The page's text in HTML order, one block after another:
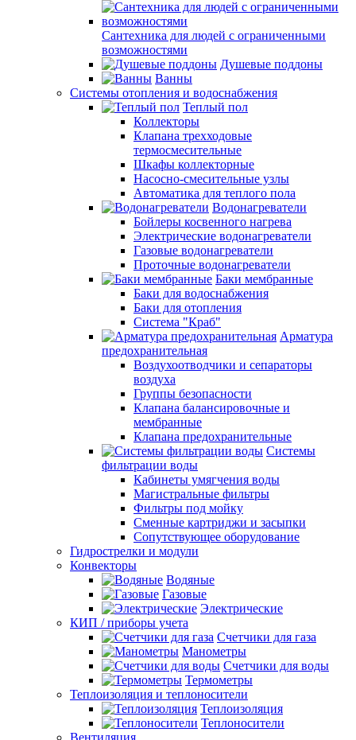
Сантехника для людей с ограниченными
возможностями
Душевые поддоны
Ванны
Системы отопления и водоснабжения
Теплый пол
Коллекторы
Клапана трехходовые
термосмесительные
Шкафы коллекторные
Насосно-смесительные узлы
Автоматика для теплого пола
Водонагреватели
Бойлеры косвенного нагрева
Электрические водонагреватели
Газовые водонагреватели
Проточные водонагреватели
Баки мембранные
Баки для водоснабжения
Баки для отопления
Система "Краб"
Арматура
предохранительная
Воздухоотводчики и сепараторы
воздуха
Группы безопасности
Клапана балансировочные и
мембранные
Клапана предохранительные
Системы
фильтрации воды
Кабинеты умягчения воды
Магистральные фильтры
Фильтры под мойку
Сменные картриджи и засыпки
Сопутствующее оборудование
Гидрострелки и модули
Конвекторы
Водяные
Газовые
Электрические
КИП / приборы учета
Счетчики для газа
Манометры
Счетчики для воды
Термометры
Теплоизоляция и теплоносители
Теплоизоляция
Теплоносители
Вентиляция